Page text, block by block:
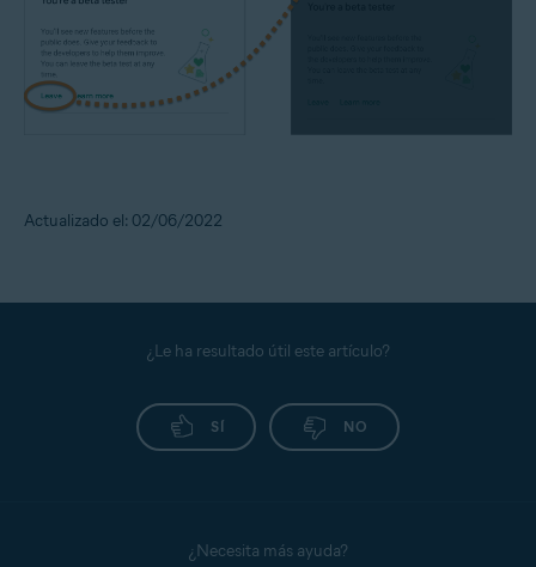
Actualizado el: 02/06/2022
¿Le ha resultado útil este artículo?
SÍ NO
¿Necesita más ayuda?